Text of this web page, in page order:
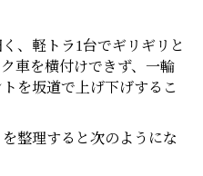
、軽トラ1台でギリギリと
車を横付けできず、一輪
を坂道で上げ下げするこ
整理すると次のようにな